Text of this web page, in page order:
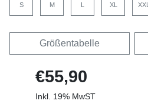
S M L XL XXL
Größentabelle
€55,90
Inkl. 19% MwST